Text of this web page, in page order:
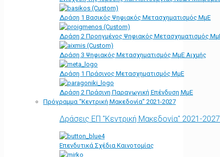
Δράση 1 Βασικός Ψηφιακός Μετασχηματισμός ΜμΕ
Δράση 2 Προηγμένος Ψηφιακός Μετασχηματισμός
Δράση 3 Ψηφιακός Μετασχηματισμός ΜμΕ Αιχμής
Δράση 1 Πράσινος Μετασχηματισμός ΜμΕ
Δράση 2 Πράσινη Παραγωγική Επένδυση ΜμΕ
Πρόγραμμα “Κεντρική Μακεδονία” 2021-2027
Δράσεις ΕΠ "Κεντρική Μακεδονία" 2021-2027
Επενδυτικά Σχέδια Καινοτομίας